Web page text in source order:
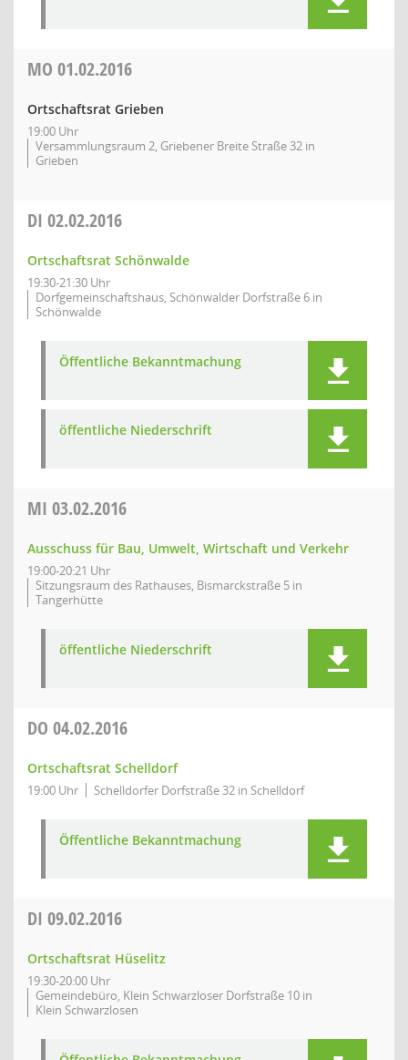
MO 01.02.2016
Ortschaftsrat Grieben
19:00 Uhr
Versammlungsraum 2, Griebener Breite Straße 32 in
Grieben
DI 02.02.2016
Ortschaftsrat Schönwalde
19:30-21:30 Uhr
Dorfgemeinschaftshaus, Schönwalder Dorfstraße 6 in
Schönwalde
Öffentliche Bekanntmachung
öffentliche Niederschrift
MI 03.02.2016
Ausschuss für Bau, Umwelt, Wirtschaft und Verkehr
19:00-20:21 Uhr
Sitzungsraum des Rathauses, Bismarckstraße 5 in
Tangerhütte
öffentliche Niederschrift
DO 04.02.2016
Ortschaftsrat Schelldorf
19:00 Uhr Schelldorfer Dorfstraße 32 in Schelldorf
Öffentliche Bekanntmachung
DI 09.02.2016
Ortschaftsrat Hüselitz
19:30-20:00 Uhr
Gemeindebüro, Klein Schwarzloser Dorfstraße 10 in
Klein Schwarzlosen